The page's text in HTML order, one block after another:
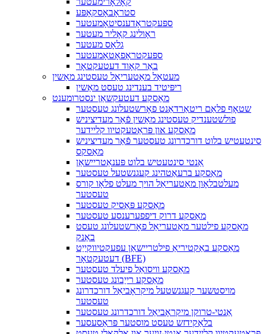
סטראָבאָסקאָפּע
ספּעקטראָדענסיטאָמעטער
ראָולינג קאָליר מעטער
גלאָס מעטער
ספּעקטראָפאָטאָמעטער
באַר קאָוד דעטעקטאָר
מעטאַל מאַטעריאַל טעסטינג מאַשין
ריפּיטיד בענדינג טעסט מאַשין
מאַסקע דעטעקשאַן ינסטרומענט
שטאָף פלאַם ריטאַרדאַנט פאָרשטעלונג טעסטער
פולשטענדיק טעסטינג מאַשין פֿאַר מעדיציניש
מאַסקע און פּראַטעקטיוו קליידער
סינטעטיש בלוט דורכדרונג טעסטער פֿאַר מעדיציניש
מאַסקס
אַנטי סינטעטיש בלוט פּענאַטריישאַן
מאַסקע ברעאַטהינג קעגנשטעל טעסטער
מעלטבלאָון מאַטעריאַל הויך מעלט פלאָו קורס
טעסטער
מאַסקע פּאַסיק טעסטער
מאַסקע דרוק דיפפערענסע טעסטער
מאַסקע פילטער מאַטעריאַל פאָרשטעלונג טעסט
באַנק
מאַסקע באַקטיריאַ פילטריישאַן עפעקטיווקייַט
דעטעקטאָר (BFE)
מאַסקע וויסואַל פיעלד טעסטער
מאַסקע רייַבונג טעסטער
מויסטשער קעגנשטעל מיקראָביאַל דורכדרונג
טעסטער
אַנטי-טרוקן מיקראָביאַל דורכדרונג טעסטער
בלאַקידזש טעסט מוסטער פּראַסעסער